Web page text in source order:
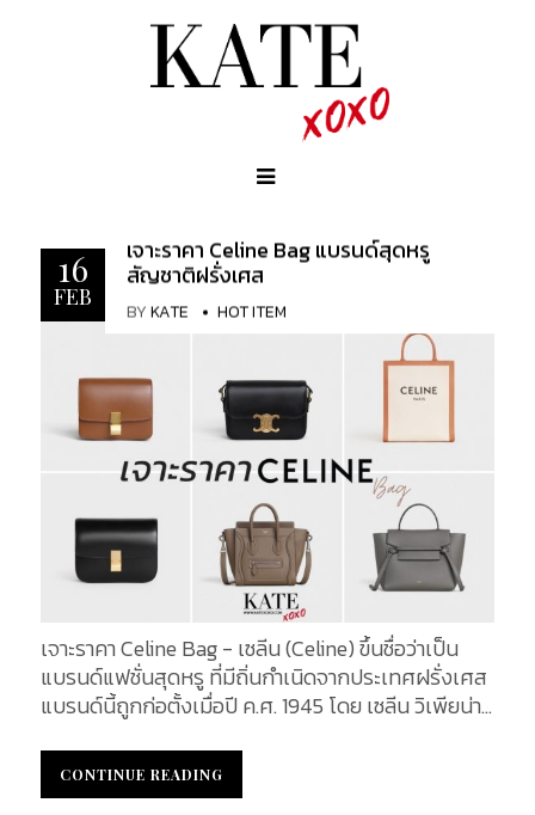
16
FEB
เจาะราคา Celine Bag แบรนด์สุดหรู
สัญชาติฝรั่งเศส
BYKATE HOT ITEM
เจาะราคา Celine Bag - เซลีน (Celine) ขึ้นชื่อว่าเป็น
แบรนด์แฟชั่นสุดหรู ที่มีถิ่นกำเนิดจากประเทศฝรั่งเศส
แบรนด์นี้ถูกก่อตั้งเมื่อปี ค.ศ. 1945 โดย เซลีน วิเพียน่า
ลีนถือเป็นแบรนด์ดังระดับโลกอีกแบรนด์ที่มีเอกลักษณ์
เฉพาะตัว คือ ความเรียบหรู สวย แพง มินิมอล และ
CONTINUE READING
CONTINUE READING